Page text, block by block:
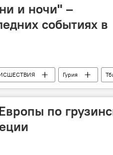
и ночи" –
событиях в
Гурия
Пожар
по